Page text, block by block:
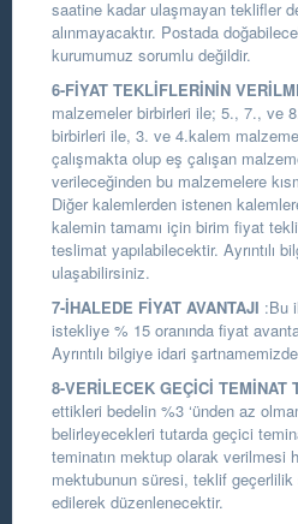
saatine kadar ulaşmayan teklifler
alınmayacaktır. Postada
kurumumuz sorumlu değildir.
6-FİYAT TEKLİFLERİNİN
malzemeler birbirleri ile; 5., 7., ve
birbirleri ile, 3. ve 4.kalem
çalışmakta olup eş çalışan
verileceğinden bu malzemelere
Diğer kalemlerden istenen
kalemin tamamı için birim fiyat
teslimat yapılabilecektir. Ayrıntılı
ulaşabilirsiniz.
7-İHALEDE FİYAT AVANTAJI :Bu
istekliye % 15 oranında fiyat
Ayrıntılı bilgiye idari
8-VERİLECEK GEÇİCİ TEMİNAT
ettikleri bedelin %3 ‘ünden az
belirleyecekleri tutarda geçici
teminatın mektup olarak verilmesi
mektubunun süresi, teklif
edilerek düzenlenecektir.